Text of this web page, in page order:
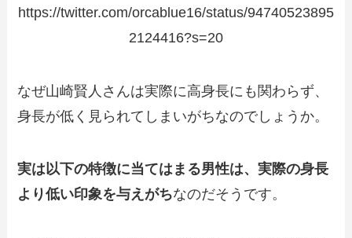
https://twitter.com/orcablue16/status/94740523895
2124416?s=20
なぜ山崎賢人さんは実際に高身長にも関わらず、
身長が低く見られてしまいがちなのでしょうか。
実は以下の特徴に当てはまる男性は、実際の身長
より低い印象を与えがちなのだそうです。